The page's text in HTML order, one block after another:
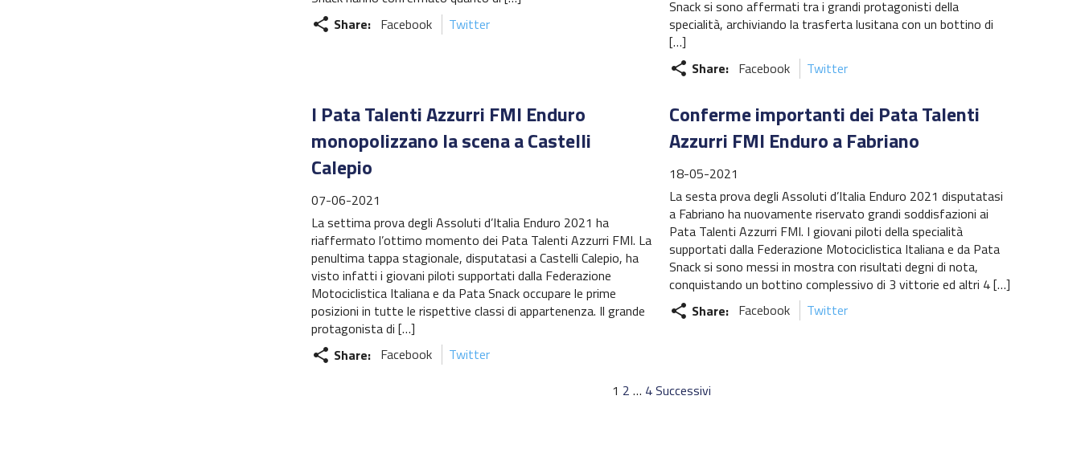
share Share: Facebook Twitter
Snack si sono affermati tra i grandi protagonisti della
specialità, archiviando la trasferta lusitana con un bottino di
[…]
share Share: Facebook Twitter
I Pata Talenti Azzurri FMI Enduro
monopolizzano la scena a Castelli
Calepio
07-06-2021
La settima prova degli Assoluti d’Italia Enduro 2021 ha
riaffermato l’ottimo momento dei Pata Talenti Azzurri FMI. La
penultima tappa stagionale, disputatasi a Castelli Calepio, ha
visto infatti i giovani piloti supportati dalla Federazione
Motociclistica Italiana e da Pata Snack occupare le prime
posizioni in tutte le rispettive classi di appartenenza. Il grande
protagonista di […]
share Share: Facebook Twitter
Conferme importanti dei Pata Talenti
Azzurri FMI Enduro a Fabriano
18-05-2021
La sesta prova degli Assoluti d’Italia Enduro 2021 disputatasi
a Fabriano ha nuovamente riservato grandi soddisfazioni ai
Pata Talenti Azzurri FMI. I giovani piloti della specialità
supportati dalla Federazione Motociclistica Italiana e da Pata
Snack si sono messi in mostra con risultati degni di nota,
conquistando un bottino complessivo di 3 vittorie ed altri 4 […]
share Share: Facebook Twitter
1 2 … 4Successivi